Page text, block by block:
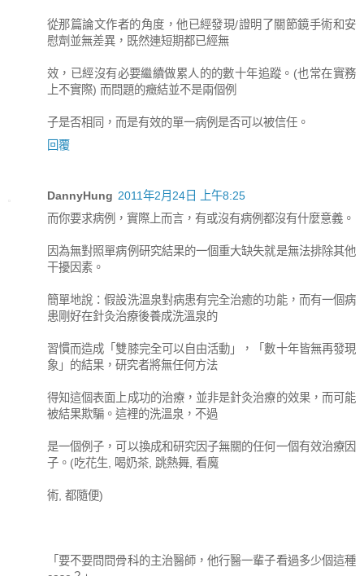
從那篇論文作者的角度，他已經發現/證明了關節鏡手術和安
慰劑並無差異，既然連短期都已經無
效，已經沒有必要繼續做累人的的數十年追蹤。(也常在實務
上不實際) 而問題的癥結並不是兩個例
子是否相同，而是有效的單一病例是否可以被信任。
回覆
DannyHung 2011年2月24日 上午8:25
而你要求病例，實際上而言，有或沒有病例都沒有什麼意義。
因為無對照單病例研究結果的一個重大缺失就是無法排除其他
干擾因素。
簡單地說：假設洗溫泉對病患有完全治癒的功能，而有一個病
患剛好在針灸治療後養成洗溫泉的
習慣而造成「雙膝完全可以自由活動」，「數十年皆無再發現
象」的結果，研究者將無任何方法
得知這個表面上成功的治療，並非是針灸治療的效果，而可能
被結果欺騙。這裡的洗溫泉，不過
是一個例子，可以換成和研究因子無關的任何一個有效治療因
子。(吃花生, 喝奶茶, 跳熱舞, 看魔
術, 都隨便)
「要不要問問骨科的主治醫師，他行醫一輩子看過多少個這種